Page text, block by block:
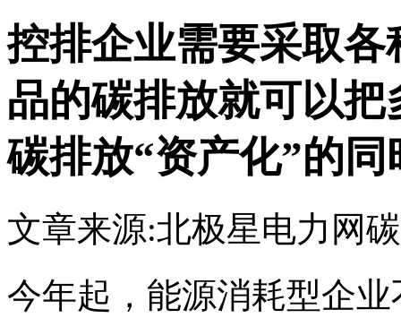
控排企业需要采取
品的碳排放就可以
碳排放“资产化”的
文章来源:北极星电力网
今年起，能源消耗型企